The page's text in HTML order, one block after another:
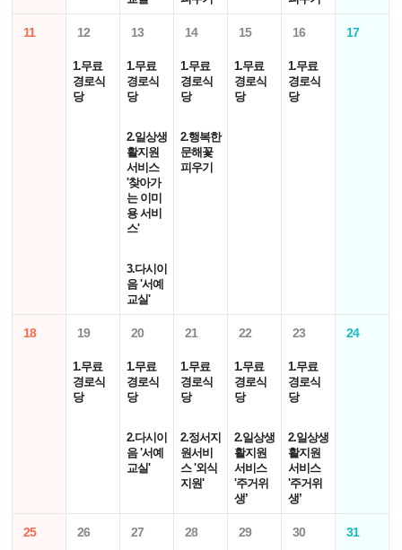
11 12
1.무료
경로식
당
13
1.무료
경로식
당
2.일상생
활지원
서비스
'찾아가
는 이미
용 서비
스'
3.다시이
음 '서예
교실'
14
1.무료
경로식
당
2.행복한
문해꽃
피우기
15
1.무료
경로식
당
16
1.무료
경로식
당
17
18 19
1.무료
경로식
당
20
1.무료
경로식
당
2.다시이
음 '서예
교실'
21
1.무료
경로식
당
2.정서지
원서비
스 '외식
지원'
22
1.무료
경로식
당
2.일상생
활지원
서비스
'주거위
생’
23
1.무료
경로식
당
2.일상생
활지원
서비스
'주거위
생’
24
25 26 27 28 29 30 31